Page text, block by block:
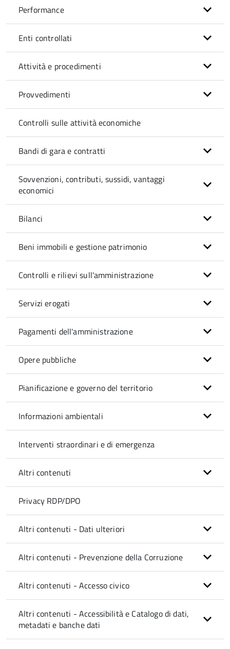
Performance
Enti controllati
Attività e procedimenti
Provvedimenti
Controlli sulle attività economiche
Bandi di gara e contratti
Sovvenzioni, contributi, sussidi, vantaggi
economici
Bilanci
Beni immobili e gestione patrimonio
Controlli e rilievi sull'amministrazione
Servizi erogati
Pagamenti dell'amministrazione
Opere pubbliche
Pianificazione e governo del territorio
Informazioni ambientali
Interventi straordinari e di emergenza
Altri contenuti
Privacy RDP/DPO
Altri contenuti - Dati ulteriori
Altri contenuti - Prevenzione della Corruzione
Altri contenuti - Accesso civico
Altri contenuti - Accessibilità e Catalogo di dati,
metadati e banche dati